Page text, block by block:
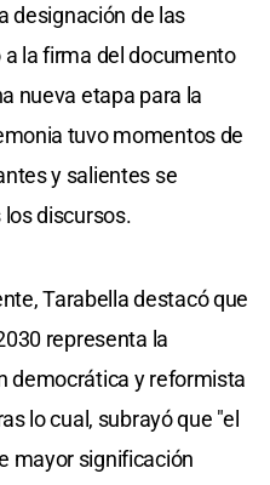
designación de las
la firma del documento
nueva etapa para la
tuvo momentos de
y salientes se
discursos.
Tarabella destacó que
representa la
democrática y reformista
lo cual, subrayó que "el
mayor significación